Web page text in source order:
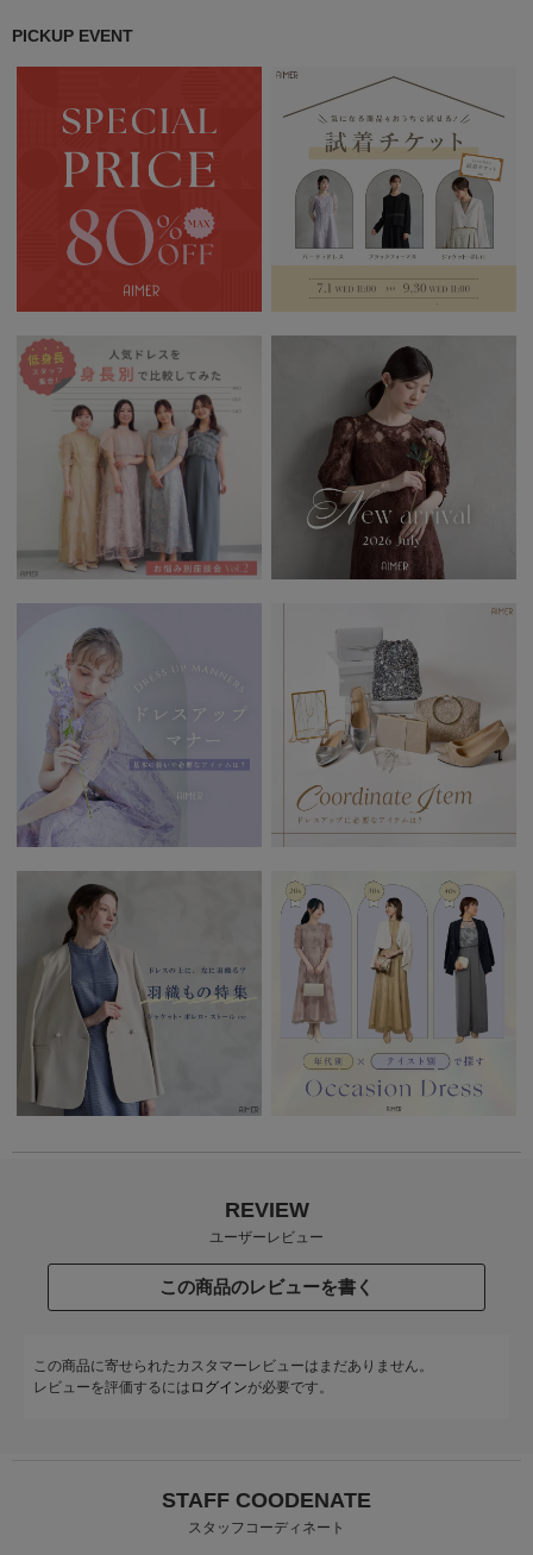
PICKUP EVENT
REVIEW
ユーザーレビュー
この商品のレビューを書く
この商品に寄せられたカスタマーレビューはまだありません。
レビューを評価するには ログインが必要です。
STAFF COODENATE
スタッフコーディネート